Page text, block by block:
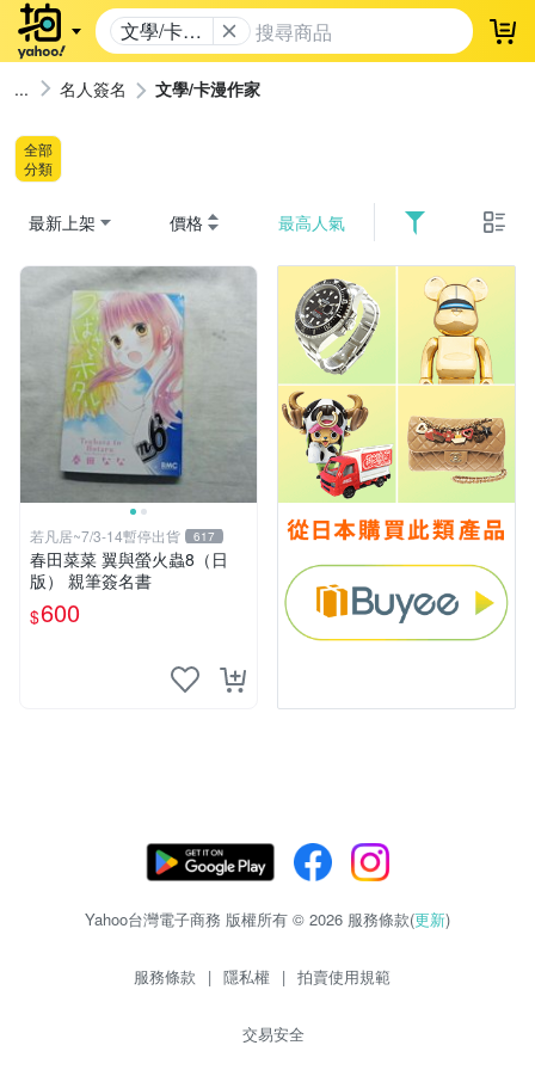
文學/卡漫
作家
登
名人簽名 文學/卡漫作家
全部
分類
最新上架 價格 最高人氣
若凡居~7/3-14暫停出貨 617
春田菜菜 翼與螢火蟲8（日
版） 親筆簽名書
$600
Yahoo台灣電子商務 版權所有 © 2026 服務條款(更新)
服務條款 | 隱私權 | 拍賣使用規範
交易安全